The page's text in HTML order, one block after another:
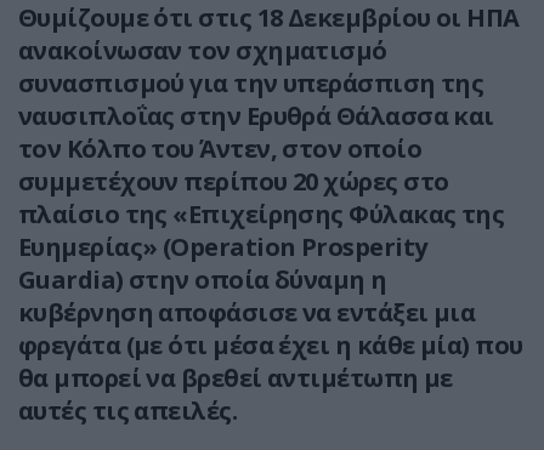
Θυμίζουμε ότι στις 18 Δεκεμβρίου οι ΗΠΑ
ανακοίνωσαν τον σχηματισμό
συνασπισμού για την υπεράσπιση της
ναυσιπλοΐας στην Ερυθρά Θάλασσα και
τον Κόλπο του Άντεν, στον οποίο
συμμετέχουν περίπου 20 χώρες στο
πλαίσιο της «Επιχείρησης Φύλακας της
Ευημερίας» (Operation Prosperity
Guardia) στην οποία δύναμη η
κυβέρνηση αποφάσισε να εντάξει μια
φρεγάτα (με ότι μέσα έχει η κάθε μία) που
θα μπορεί να βρεθεί αντιμέτωπη με
αυτές τις απειλές.